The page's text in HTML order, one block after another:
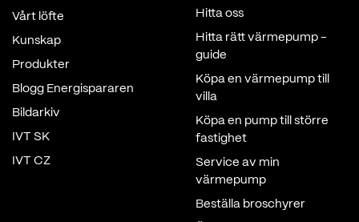
Vårt löfte
Kunskap
Produkter
Blogg Energispararen
Bildarkiv
IVT SK
IVT CZ
Hitta oss
Hitta rätt värmepump -
guide
Köpa en värmepump till
villa
Köpa en pump till större
fastighet
Service av min
värmepump
Beställa broschyrer